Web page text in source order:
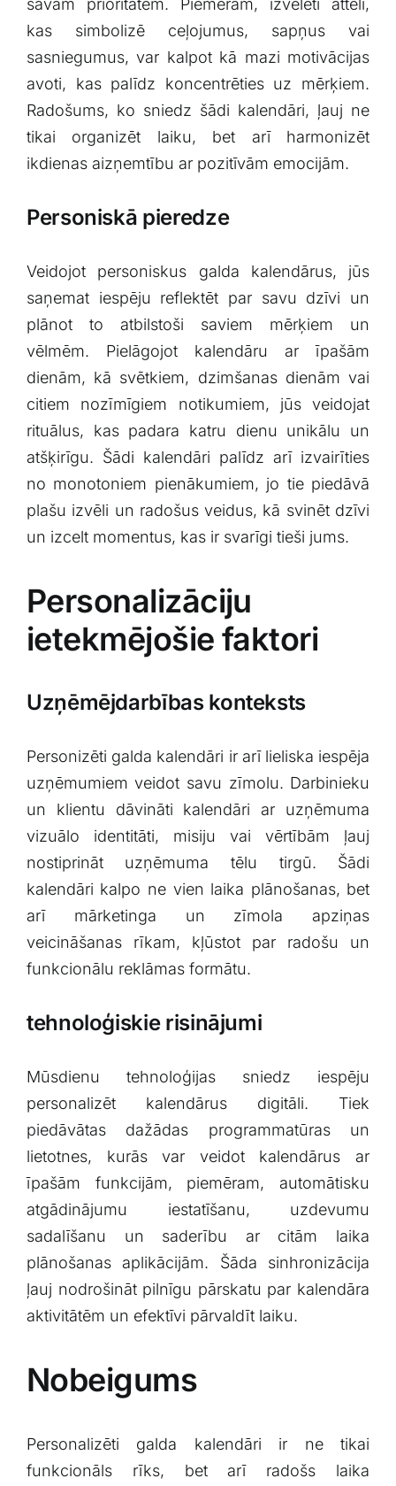
⁤savām prioritātēm. Piemēram, izvēlēti ​attēli,
kas simbolizē ceļojumus, sapņus vai
sasniegumus, var kalpot kā mazi ‍motivācijas
avoti, kas palīdz koncentrēties uz mērķiem.
Radošums, ko sniedz ⁤šādi kalendāri, ļauj ne
tikai organizēt laiku, bet arī harmonizēt
ikdienas ​aizņemtību ar pozitīvām emocijām.
Personiskā pieredze
Veidojot personiskus galda ⁤kalendārus,‌ jūs
saņemat iespēju reflektēt ‍par savu dzīvi un
plānot to atbilstoši saviem mērķiem un
vēlmēm. Pielāgojot ​kalendāru ar īpašām
dienām, kā svētkiem, dzimšanas dienām ⁤vai⁢
citiem⁤ nozīmīgiem ‍notikumiem, jūs veidojat
rituālus, kas padara katru dienu unikālu un
atšķirīgu. Šādi kalendāri palīdz arī izvairīties‍
no monotoniem pienākumiem, jo tie piedāvā
plašu izvēli un radošus veidus, kā svinēt dzīvi
un izcelt momentus,⁣ kas ir svarīgi tieši jums.
Personalizāciju
ietekmējošie faktori
Uzņēmējdarbības konteksts
Personizēti galda ⁢kalendāri ir ‌arī lieliska iespēja⁤
uzņēmumiem ⁣veidot savu zīmolu. Darbinieku
⁣un ‍klientu dāvināti ⁤kalendāri ar uzņēmuma
vizuālo⁤ identitāti, misiju vai vērtībām ļauj⁢
nostiprināt uzņēmuma tēlu tirgū. ⁤Šādi
‍kalendāri kalpo ne vien laika ⁣plānošanas, bet
arī mārketinga un zīmola apziņas
veicināšanas rīkam, kļūstot par⁣ radošu un
funkcionālu reklāmas‍ formātu.
tehnoloģiskie risinājumi
Mūsdienu tehnoloģijas sniedz iespēju
personalizēt kalendārus digitāli. Tiek
piedāvātas ⁢dažādas programmatūras un
lietotnes, kurās var veidot kalendārus ar
īpašām⁢ funkcijām, piemēram, automātisku‌
atgādinājumu iestatīšanu, uzdevumu
sadalīšanu un saderību ar ⁤citām laika‌
plānošanas aplikācijām. Šāda ‍sinhronizācija
ļauj nodrošināt pilnīgu pārskatu par kalendāra
aktivitātēm un efektīvi pārvaldīt laiku.
Nobeigums
Personalizēti galda ⁣kalendāri ir‌ ne tikai
funkcionāls rīks, bet arī radošs laika